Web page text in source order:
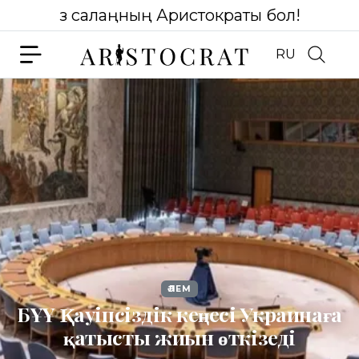
Өз салаңның Аристократы бол!
RU
ӘЛЕМ
БҰҰ Қауіпсіздік кеңесі Украинаға
қатысты жиын өткізеді